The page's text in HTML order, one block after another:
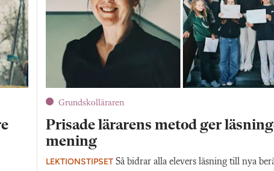
Grundskolläraren
Prisade lärarens metod ger
mening
LEKTIONSTIPSET Så bidrar alla elevers läsning till nya